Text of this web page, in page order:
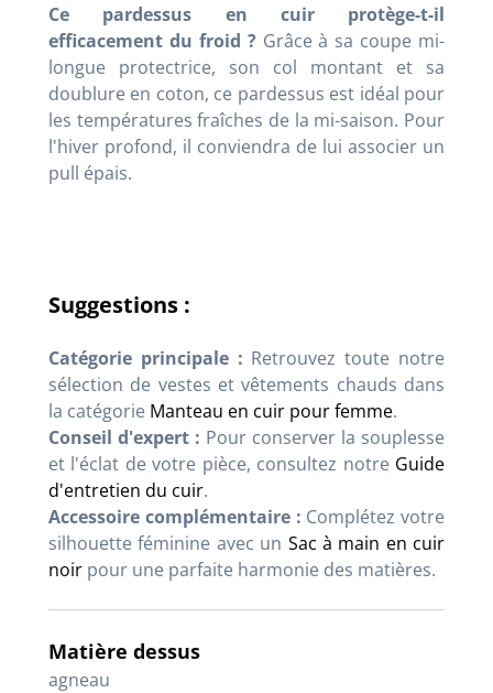
Ce pardessus en cuir protège-t-il
efficacement du froid ? Grâce à sa coupe mi-
longue protectrice, son col montant et sa
doublure en coton, ce pardessus est idéal pour
les températures fraîches de la mi-saison. Pour
l'hiver profond, il conviendra de lui associer un
pull épais.
Suggestions :
Catégorie principale : Retrouvez toute notre
sélection de vestes et vêtements chauds dans
la catégorie Manteau en cuir pour femme.
Conseil d'expert : Pour conserver la souplesse
et l'éclat de votre pièce, consultez notre Guide
d'entretien du cuir.
Accessoire complémentaire : Complétez votre
silhouette féminine avec un Sac à main en cuir
noir pour une parfaite harmonie des matières.
Matière dessus
agneau